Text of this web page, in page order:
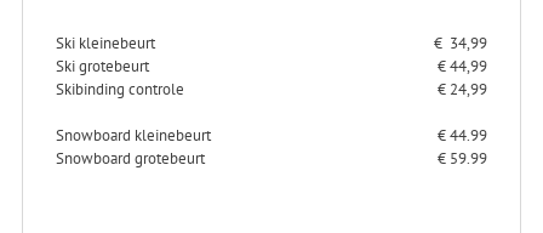
Ski kleinebeurt
€ 34,99
Ski grotebeurt
€ 44,99
Skibinding controle
€ 24,99
Snowboard kleinebeurt
€ 44.99
Snowboard grotebeurt
€ 59.99